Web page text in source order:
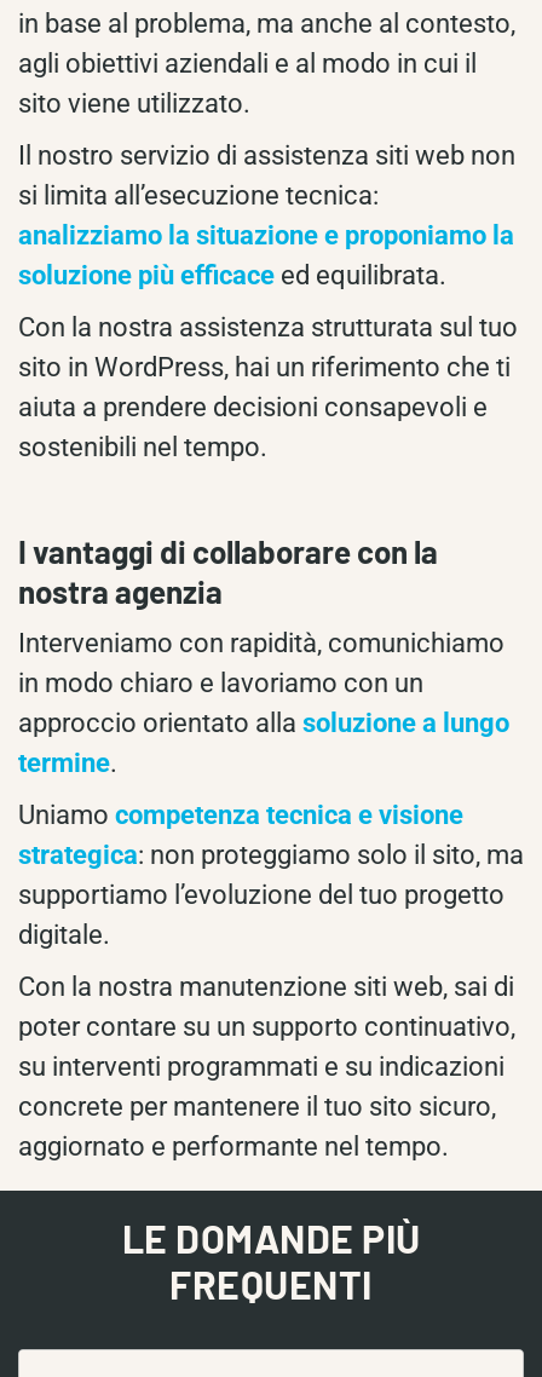
in base al problema, ma anche al contesto,
agli obiettivi aziendali e al modo in cui il
sito viene utilizzato.
Il nostro servizio di assistenza siti web non
si limita all’esecuzione tecnica:
analizziamo la situazione e proponiamo la
soluzione più efficace ed equilibrata.
Con la nostra assistenza strutturata sul tuo
sito in WordPress, hai un riferimento che ti
aiuta a prendere decisioni consapevoli e
sostenibili nel tempo.
I vantaggi di collaborare con la
nostra agenzia
Interveniamo con rapidità, comunichiamo
in modo chiaro e lavoriamo con un
approccio orientato alla soluzione a lungo
termine.
Uniamo competenza tecnica e visione
strategica: non proteggiamo solo il sito, ma
supportiamo l’evoluzione del tuo progetto
digitale.
Con la nostra manutenzione siti web, sai di
poter contare su un supporto continuativo,
su interventi programmati e su indicazioni
concrete per mantenere il tuo sito sicuro,
aggiornato e performante nel tempo.
LE DOMANDE PIÙ
FREQUENTI